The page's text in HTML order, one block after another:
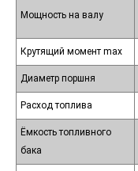
Мощность на валу
Крутящий момент max
Диаметр поршня
Расход топлива
Ёмкость топливного
бака